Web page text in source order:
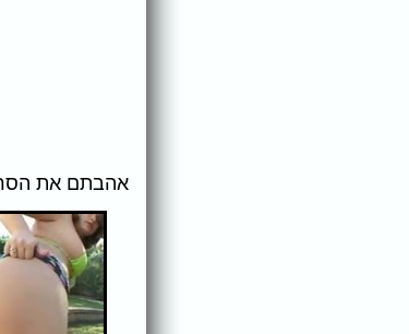
‎אהבתם את הסרט? הנה עוד סרטי סקס בחינם בקטגוריית